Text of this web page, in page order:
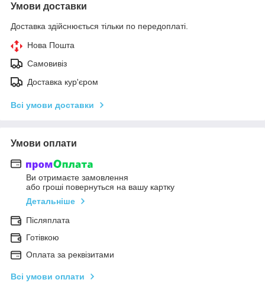
Умови доставки
Доставка здійснюється тільки по передоплаті.
Нова Пошта
Самовивіз
Доставка кур'єром
Всі умови доставки
Умови оплати
Ви отримаєте замовлення
або гроші повернуться на вашу картку
Детальніше
Післяплата
Готівкою
Оплата за реквізитами
Всі умови оплати